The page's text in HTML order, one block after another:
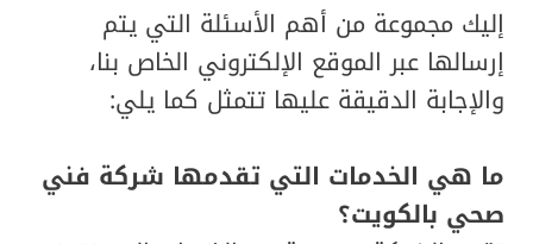
إليك مجموعة من أهم الأسئلة التي يتم
إرسالها عبر الموقع الإلكتروني الخاص بنا،
والإجابة الدقيقة عليها تتمثل كما يلي:
ما هي الخدمات التي تقدمها شركة فني
صحي بالكويت؟